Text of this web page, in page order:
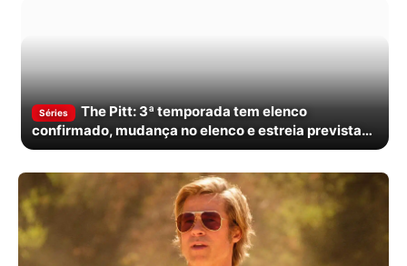
Séries
The Pitt: 3ª temporada tem elenco
confirmado, mudança no elenco e estreia prevista
para janeiro de 2027